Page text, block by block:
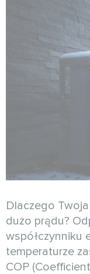
Dlaczego Twoja
dużo prądu?
współczynniku
temperaturze
COP